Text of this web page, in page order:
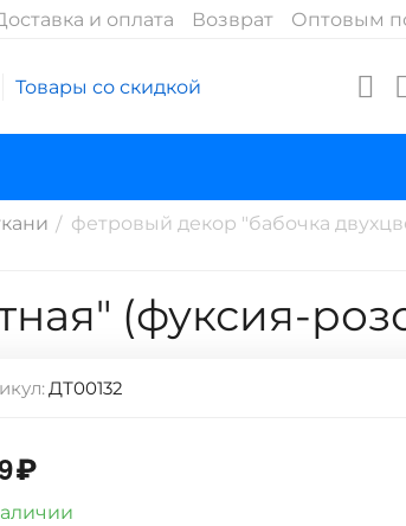
и оплата Возврат Оптовым
Товары со скидкой
/ фетровый декор "бабочка
(фуксия-
ДТ00132
₽